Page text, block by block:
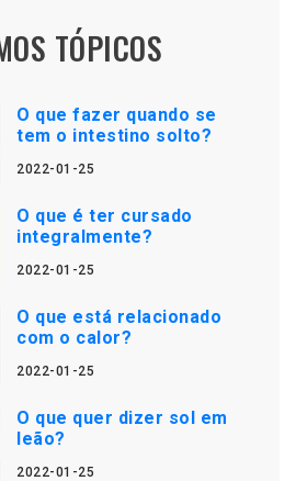
TÓPICOS
O que fazer quando se
tem o intestino solto?
2022-01-25
O que é ter cursado
integralmente?
2022-01-25
O que está relacionado
com o calor?
2022-01-25
O que quer dizer sol em
leão?
2022-01-25